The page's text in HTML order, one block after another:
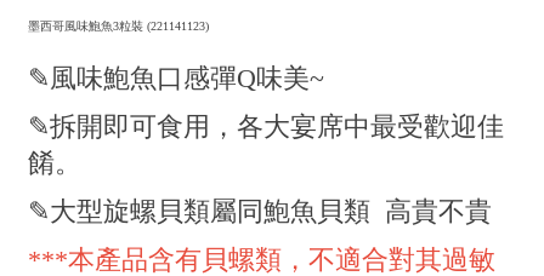
墨西哥風味鮑魚3粒裝 (221141123)
✎風味鮑魚口感彈Q味美~
✎拆開即可食用，各大宴席中最受歡迎佳
餚。
✎大型旋螺貝類屬同鮑魚貝類 高貴不貴
***本產品含有貝螺類，不適合對其過敏